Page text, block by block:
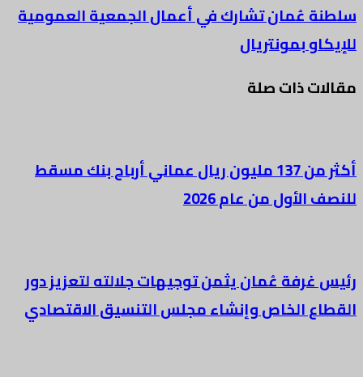
سلطنة عُمان تشارك في أعمال الجمعية العمومية
للإيكاو بمونتريال
مقالات ذات صلة
أكثر من 137 مليون ريال عماني أرباح بنك مسقط
للنصف الأول من عام 2026
رئيس غرفة عُمان يثمن توجيهات جلالته لتعزيز دور
القطاع الخاص وإنشاء مجلس التنسيق الاقتصادي